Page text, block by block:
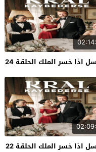
اذا خسر الملك الحلقة 24
اذا خسر الملك الحلقة 22